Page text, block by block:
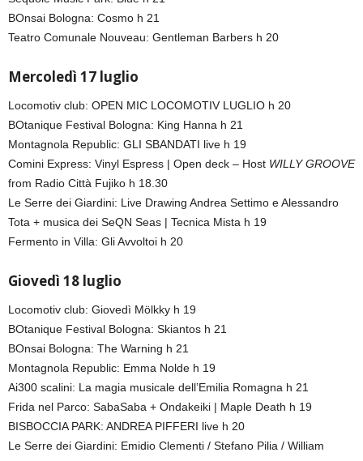
BOnsai Bologna: Cosmo h 21
Teatro Comunale Nouveau: Gentleman Barbers h 20
Mercoledì 17 luglio
Locomotiv club: OPEN MIC LOCOMOTIV LUGLIO h 20
BOtanique Festival Bologna: King Hanna h 21
Montagnola Republic: GLI SBANDATI live h 19
Comini Express: Vinyl Espress | Open deck – Host WILLY GROOVE
from Radio Città Fujiko h 18.30
Le Serre dei Giardini: Live Drawing Andrea Settimo e Alessandro
Tota + musica dei SeQN Seas | Tecnica Mista h 19
Fermento in Villa: Gli Avvoltoi h 20
Giovedì 18 luglio
Locomotiv club: Giovedì Mölkky h 19
BOtanique Festival Bologna: Skiantos h 21
BOnsai Bologna: The Warning h 21
Montagnola Republic: Emma Nolde h 19
Ai300 scalini: La magia musicale dell’Emilia Romagna h 21
Frida nel Parco: SabaSaba + Ondakeiki | Maple Death h 19
BISBOCCIA PARK: ANDREA PIFFERI live h 20
Le Serre dei Giardini: Emidio Clementi / Stefano Pilia / William